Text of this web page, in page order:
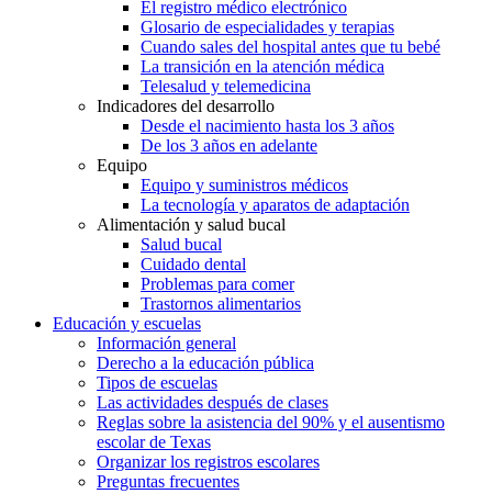
El registro médico electrónico
Glosario de especialidades y terapias
Cuando sales del hospital antes que tu bebé
La transición en la atención médica
Telesalud y telemedicina
Indicadores del desarrollo
Desde el nacimiento hasta los 3 años
De los 3 años en adelante
Equipo
Equipo y suministros médicos
La tecnología y aparatos de adaptación
Alimentación y salud bucal
Salud bucal
Cuidado dental
Problemas para comer
Trastornos alimentarios
Educación y escuelas
Información general
Derecho a la educación pública
Tipos de escuelas
Las actividades después de clases
Reglas sobre la asistencia del 90% y el ausentismo
escolar de Texas
Organizar los registros escolares
Preguntas frecuentes